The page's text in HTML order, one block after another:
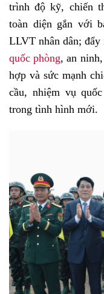
trình độ kỹ, chiến
toàn diện gắn với
LLVT nhân dân; đẩy
quốc phòng, an
hợp và sức mạnh
cầu, nhiệm vụ
trong tình hình mới.